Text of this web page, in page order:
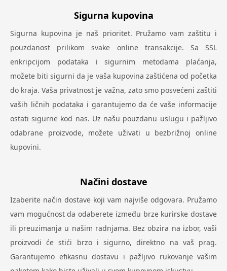
Sigurna kupovina
Sigurna kupovina je naš prioritet. Pružamo vam zaštitu i
pouzdanost prilikom svake online transakcije. Sa SSL
enkripcijom podataka i sigurnim metodama plaćanja,
možete biti sigurni da je vaša kupovina zaštićena od početka
do kraja. Vaša privatnost je važna, zato smo posvećeni zaštiti
vaših ličnih podataka i garantujemo da će vaše informacije
ostati sigurne kod nas. Uz našu pouzdanu uslugu i pažljivo
odabrane proizvode, možete uživati u bezbrižnoj online
kupovini.
Načini dostave
Izaberite način dostave koji vam najviše odgovara. Pružamo
vam mogućnost da odaberete između brze kurirske dostave
ili preuzimanja u našim radnjama. Bez obzira na izbor, vaši
proizvodi će stići brzo i sigurno, direktno na vaš prag.
Garantujemo efikasnu dostavu i pažljivo rukovanje vašim